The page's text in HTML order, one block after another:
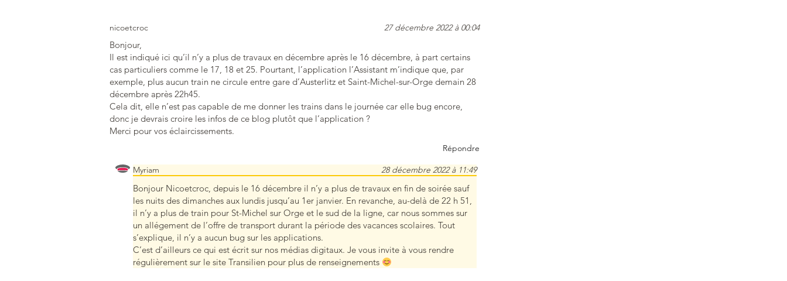
nicoetcroc 27 décembre 2022 à 00:04
Bonjour,
Il est indiqué ici qu’il n’y a plus de travaux en décembre après le 16 décembre, à part certains
cas particuliers comme le 17, 18 et 25. Pourtant, l’application l’Assistant m’indique que, par
exemple, plus aucun train ne circule entre gare d’Austerlitz et Saint-Michel-sur-Orge demain 28
décembre après 22h45.
Cela dit, elle n’est pas capable de me donner les trains dans le journée car elle bug encore,
donc je devrais croire les infos de ce blog plutôt que l’application ?
Merci pour vos éclaircissements.
Répondre
Myriam 28 décembre 2022 à 11:49
Bonjour Nicoetcroc, depuis le 16 décembre il n’y a plus de travaux en fin de soirée sauf
les nuits des dimanches aux lundis jusqu’au 1er janvier. En revanche, au-delà de 22 h 51,
il n’y a plus de train pour St-Michel sur Orge et le sud de la ligne, car nous sommes sur
un allégement de l’offre de transport durant la période des vacances scolaires. Tout
s’explique, il n’y a aucun bug sur les applications.
C’est d’ailleurs ce qui est écrit sur nos médias digitaux. Je vous invite à vous rendre
régulièrement sur le site Transilien pour plus de renseignements